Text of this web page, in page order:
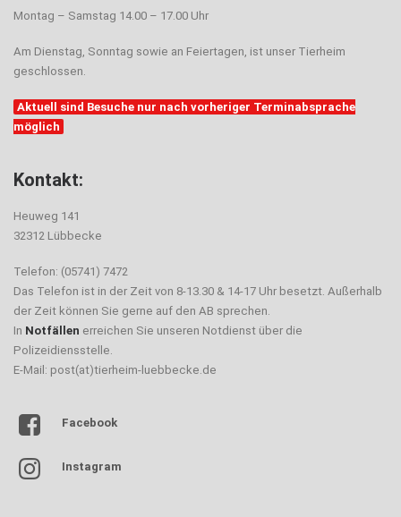
Montag – Samstag 14.00 – 17.00 Uhr
Am Dienstag, Sonntag sowie an Feiertagen, ist unser Tierheim
geschlossen.
Aktuell sind Besuche nur nach vorheriger Terminabsprache
möglich
Kontakt:
Heuweg 141
32312 Lübbecke
Telefon: (05741) 7472
Das Telefon ist in der Zeit von 8-13.30 & 14-17 Uhr besetzt. Außerhalb
der Zeit können Sie gerne auf den AB sprechen.
In Notfällen erreichen Sie unseren Notdienst über die
Polizeidiensstelle.
E-Mail: post(at)tierheim-luebbecke.de
Facebook
Instagram